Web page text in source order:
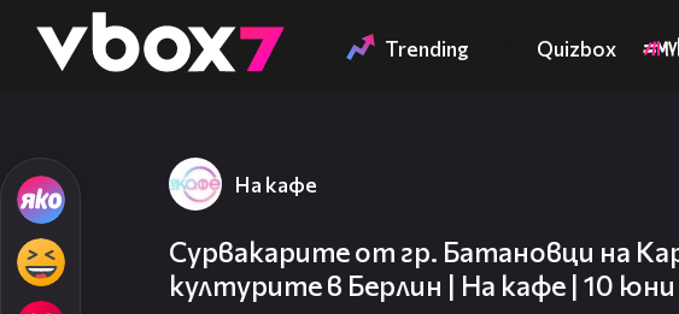
👾 Trending Quizbox
На кафе
Сурвакарите от гр. Батановци на
културите в Берлин | На кафе | 10